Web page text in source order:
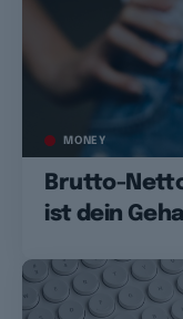
MONEY
Brutto-
ist dein